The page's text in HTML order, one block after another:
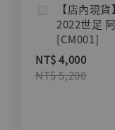
【店內現
2022世足
[CM001]
NT$ 4,000
NT$ 5,200